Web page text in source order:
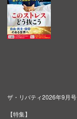
ザ・リバティ2026年9月号
【特集】